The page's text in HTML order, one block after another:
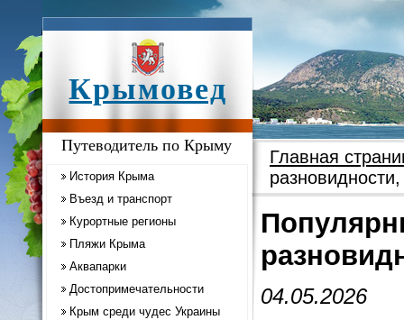
Крымовед
Путеводитель по Крыму
История Крыма
Въезд и транспорт
Курортные регионы
Пляжи Крыма
Аквапарки
Достопримечательности
Крым среди чудес Украины
Главная
04.05.2026